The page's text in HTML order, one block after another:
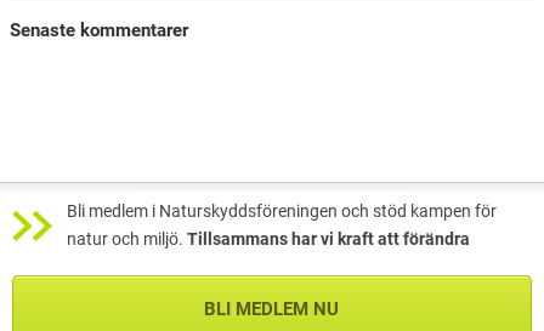
Senaste kommentarer
Bli medlem i Naturskyddsföreningen och stöd kampen för
natur och miljö. Tillsammans har vi kraft att förändra
BLI MEDLEM NU